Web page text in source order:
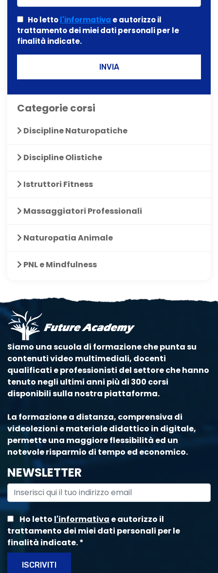
Ho lettol'informativa e autorizzo il
trattamento dei miei dati personali per le
finalità indicate.
INVIA
Categorie corsi
Discipline Naturopatiche
Discipline Olistiche
Istruttori Fitness
Massaggiatori Professionali
Naturopatia Animale
PNL e Mindfulness
Siamo una scuola di formazione che punta su
contenuti video multimediali, docenti
qualificati e professionisti del settore che hanno
tenuto negli ultimi anni più di 300 corsi
disponibili sulla nostra piattaforma.
La formazione a distanza, comprensiva di
videolezioni e materiale didattico in digitale,
permette una maggiore flessibilità ed un
notevole risparmio di tempo ed economico.
NEWSLETTER
Ho letto l'informativa e autorizzo il
trattamento dei miei dati personali per le
finalità indicate.*
ISCRIVITI